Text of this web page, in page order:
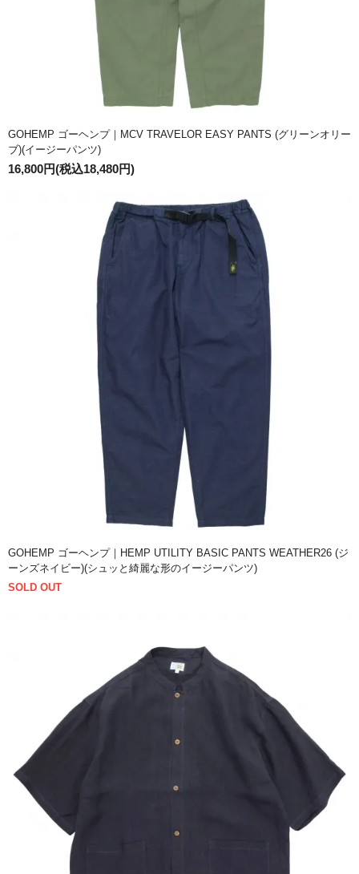
GOHEMP ゴーヘンプ｜MCV TRAVELOR EASY PANTS (グリーンオリー
ブ)(イージーパンツ)
16,800円(税込18,480円)
GOHEMP ゴーヘンプ｜HEMP UTILITY BASIC PANTS WEATHER26 (ジ
ーンズネイビー)(シュッと綺麗な形のイージーパンツ)
SOLD OUT